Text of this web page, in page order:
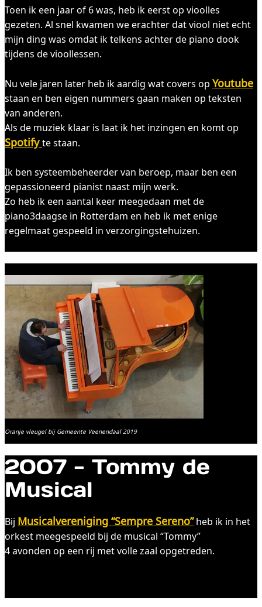
Toen ik een jaar of 6 was, heb ik eerst op vioolles
gezeten. Al snel kwamen we erachter dat viool niet echt
mijn ding was omdat ik telkens achter de piano dook
tijdens de vioollessen.
Nu vele jaren later heb ik aardig wat covers opYoutube
staan en ben eigen nummers gaan maken op teksten
van anderen.
Als de muziek klaar is laat ik het inzingen en komt op
Spotifyte staan.
Ik ben systeembeheerder van beroep, maar ben een
gepassioneerd pianist naast mijn werk.
Zo heb ik een aantal keer meegedaan met de
piano3daagse in Rotterdam en heb ik met enige
regelmaat gespeeld in verzorgingstehuizen.
Oranje vleugel bij Gemeente Veenendaal 2019
2007 - Tommy de
Musical
Bij Musicalvereniging “Sempre Sereno”heb ik in het
orkest meegespeeld bij de musical “Tommy”
4 avonden op een rij met volle zaal opgetreden.